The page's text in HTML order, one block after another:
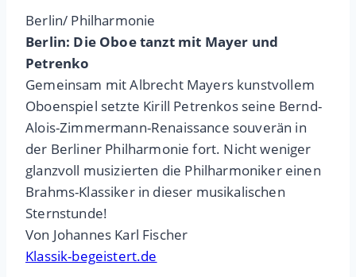
Berlin/ Philharmonie
Berlin: Die Oboe tanzt mit Mayer und
Petrenko
Gemeinsam mit Albrecht Mayers kunstvollem
Oboenspiel setzte Kirill Petrenkos seine Bernd-
Alois-Zimmermann-Renaissance souverän in
der Berliner Philharmonie fort. Nicht weniger
glanzvoll musizierten die Philharmoniker einen
Brahms-Klassiker in dieser musikalischen
Sternstunde!
Von Johannes Karl Fischer
Klassik-begeistert.de